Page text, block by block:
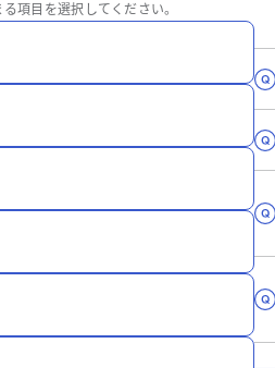
項目を選択してください。